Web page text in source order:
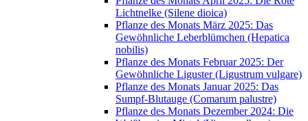
Lichtnelke (Silene dioica)
Pflanze des Monats März 2025: Das
Gewöhnliche Leberblümchen (Hepatica
nobilis)
Pflanze des Monats Februar 2025: Der
Gewöhnliche Liguster (Ligustrum vulgare)
Pflanze des Monats Januar 2025: Das
Sumpf-Blutauge (Comarum palustre)
Pflanze des Monats Dezember 2024: Die